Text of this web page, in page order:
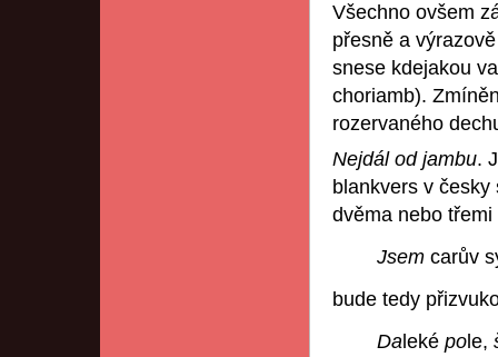
Všechno ovšem
přesně a
snese kdejakou
choriamb).
rozervaného
Nejdál od jambu.
blankvers v
dvěma nebo
Jsem carův
bude tedy
Da leké po le,